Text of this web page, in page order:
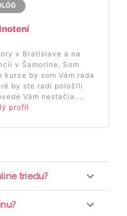
v Bratislave a na
v Šamoríne. Som
by som Vám rada
by ste radi položili
Vám nestačia....
profil
triedu?
priamo cez